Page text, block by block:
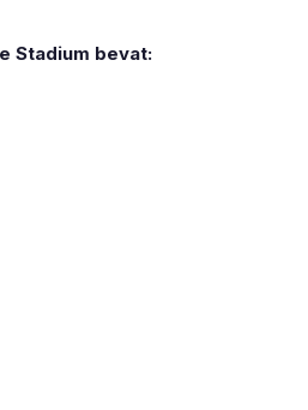
Stadium bevat: